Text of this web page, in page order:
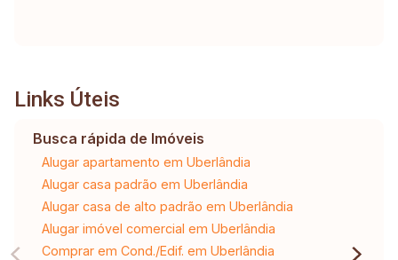
Links Úteis
Busca rápida de Imóveis
Alugar apartamento em Uberlândia
Alugar casa padrão em Uberlândia
Alugar casa de alto padrão em Uberlândia
Alugar imóvel comercial em Uberlândia
Comprar em Cond./Edif. em Uberlândia